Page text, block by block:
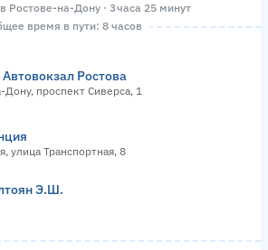
Ростове-на-Дону · 3 часа 25 минут
время в пути: 8 часов
Ростова
Дону, проспект Сиверса, 1
улица Транспортная, 8
Э.Ш.